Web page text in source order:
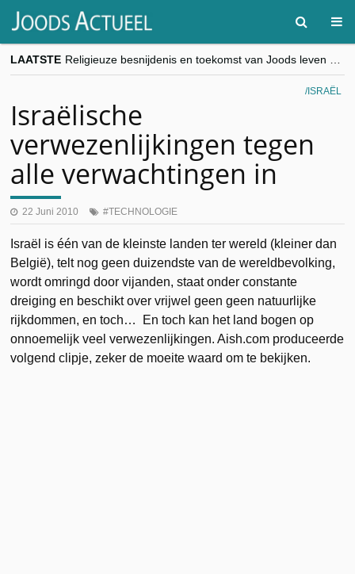
LAATSTE
“Besnijdenisdebat toont hoe moeilijk seculiere Westen minderheden begrijpt”, Jinnih Beels (Vooruit)
CITYTRIP | ROEMENIË – Boekarest: de verrassing van Oost-Europa
ISRAËL
Israëlische
verwezenlijkingen tegen
alle verwachtingen in
22 Juni 2010 TECHNOLOGIE
Israël is één van de kleinste landen ter wereld (kleiner dan
België), telt nog geen duizendste van de wereldbevolking,
wordt omringd door vijanden, staat onder constante
dreiging en beschikt over vrijwel geen geen natuurlijke
rijkdommen, en toch… En toch kan het land bogen op
onnoemelijk veel verwezenlijkingen. Aish.com produceerde
volgend clipje, zeker de moeite waard om te bekijken.